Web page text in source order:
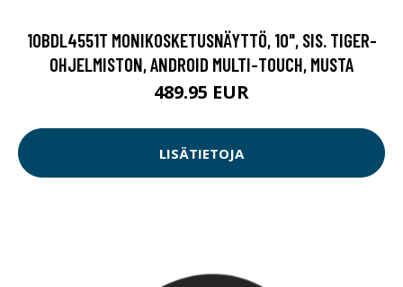
10BDL4551T MONIKOSKETUSNÄYTTÖ, 10", SIS. TIGER-
OHJELMISTON, ANDROID MULTI-TOUCH, MUSTA
489.95 EUR
LISÄTIETOJA